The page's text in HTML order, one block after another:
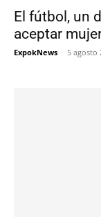
El fútbol, un
aceptar
ExpokNews - 5 agosto